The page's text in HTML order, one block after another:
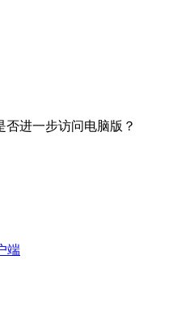
进一步访问电脑版？
端